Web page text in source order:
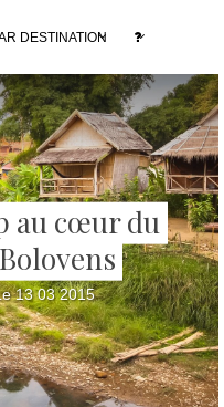
DESTINATION
au cœur du
13 03 2015